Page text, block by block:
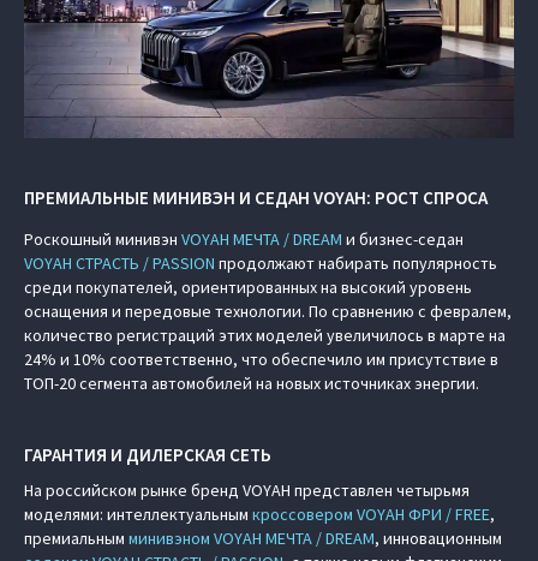
ПРЕМИАЛЬНЫЕ МИНИВЭН И СЕДАН VOYAH: РОСТ СПРОСА
Роскошный минивэн VOYAH МЕЧТА / DREAM и бизнес-седан
VOYAH СТРАСТЬ / PASSION продолжают набирать популярность
среди покупателей, ориентированных на высокий уровень
оснащения и передовые технологии. По сравнению с февралем,
количество регистраций этих моделей увеличилось в марте на
24% и 10% соответственно, что обеспечило им присутствие в
ТОП-20 сегмента автомобилей на новых источниках энергии.
ГАРАНТИЯ И ДИЛЕРСКАЯ СЕТЬ
На российском рынке бренд VOYAH представлен четырьмя
моделями: интеллектуальным кроссовером VOYAH ФРИ / FREE,
премиальным минивэном VOYAH МЕЧТА / DREAM, инновационным